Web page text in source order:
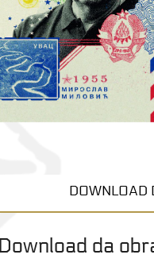
DOWNLOAD
Download da